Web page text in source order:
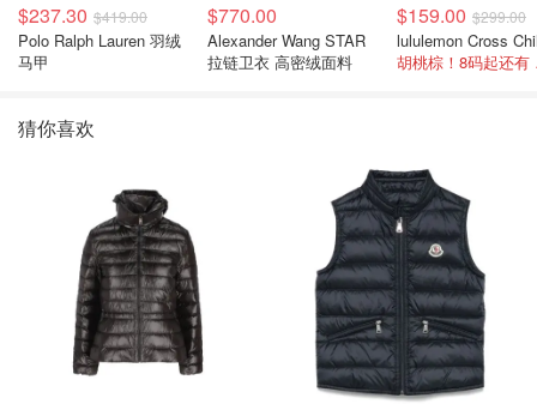
$237.30 $419.00
Polo Ralph Lauren 羽绒
马甲
$770.00
Alexander Wang STAR
拉链卫衣 高密绒面料
$159.00 $299.00
猜你喜欢